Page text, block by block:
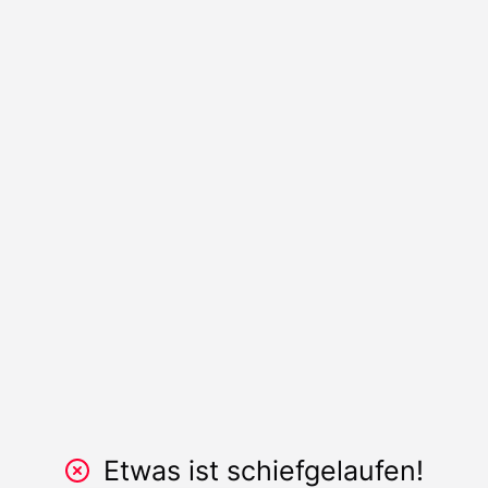
Etwas ist schiefgelaufen!